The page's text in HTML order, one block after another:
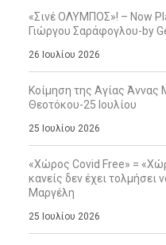
«Σινέ ΟΛΥΜΠΟΣ»! – Now
Γιώργου Σαράφογλου-by
26 Ιουλίου 2026
Κοίμηση της Αγίας Άννας
Θεοτόκου-25 Ιουλίου
25 Ιουλίου 2026
«Χώρος Covid Free» =
κανείς δεν έχει τολμήσει
Μαργέλη
25 Ιουλίου 2026